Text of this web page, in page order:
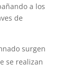
a los
de
surgen
se realizan